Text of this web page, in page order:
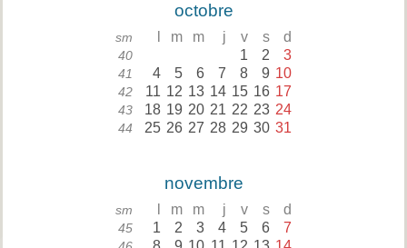
octobre
sm m m j v s d
40 1 2 3
41 4 5 6 7 8 9 10
42 11 12 13 14 15 16 17
43 18 19 20 21 22 23 24
44 25 26 27 28 29 30 31
novembre
sm m m j v s d
45 1 2 3 4 5 6 7